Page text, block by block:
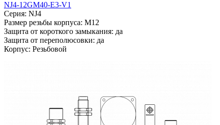
NJ4-12GM40-E3-V1
Серия: NJ4
Размер резьбы корпуса: M12
Защита от короткого замыкания: да
Защита от переполюсовки: да
Корпус: Резьбовой